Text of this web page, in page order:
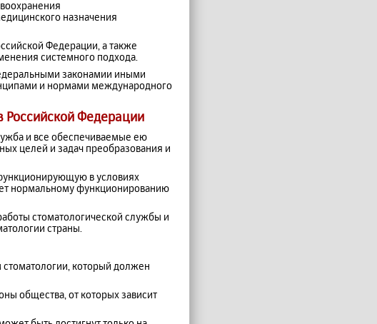
назначения
Федерации, а также
системного подхода.
законамии иными
и нормами международного
Российской Федерации
и все обеспечиваемые ею
целей и задач преобразования и
в условиях
нормальному функционированию
стоматологической службы и
страны.
стоматологии, который должен
общества, от которых зависит